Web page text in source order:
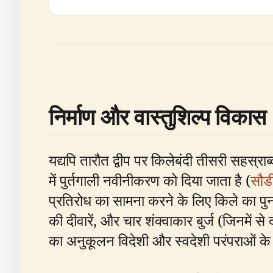
निर्माण और वास्तुशिल्प विकास
यद्यपि तारौत द्वीप पर किलेबंदी तीसरी
में पुर्तगाली नवीनीकरण को दिया जाता है (
प्रतिरोध का सामना करने के लिए किले का
की दीवारें, और चार शंक्वाकार बुर्ज (जिनमें
का अनुकूलन विदेशी और स्वदेशी परंपराओं के